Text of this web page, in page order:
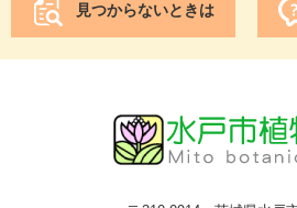
見つからないときは